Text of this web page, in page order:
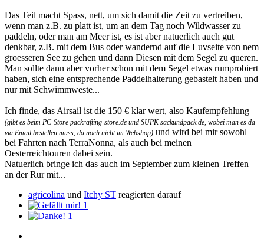
Das Teil macht Spass, nett, um sich damit die Zeit zu vertreiben,
wenn man z.B. zu platt ist, um an dem Tag noch Wildwasser zu
paddeln, oder man am Meer ist, es ist aber natuerlich auch gut
denkbar, z.B. mit dem Bus oder wandernd auf die Luvseite von nem
groesseren See zu gehen und dann Diesen mit dem Segel zu queren.
Man sollte dann aber vorher schon mit dem Segel etwas rumprobiert
haben, sich eine entsprechende Paddelhalterung gebastelt haben und
nur mit Schwimmweste...
Ich finde, das Airsail ist die 150 € klar wert, also Kaufempfehlung
(gibt es beim PC-Store packrafting-store.de und SUPK sackundpack.de, wobei man es da
via Email bestellen muss, da noch nicht im Webshop) und wird bei mir sowohl
bei Fahrten nach TerraNonna, als auch bei meinen
Oesterreichtouren dabei sein.
Natuerlich bringe ich das auch im September zum kleinen Treffen
an der Rur mit...
agricolina und Itchy ST reagierten darauf
1
1